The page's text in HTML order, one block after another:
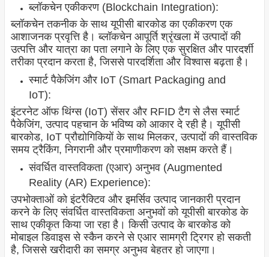
ब्लॉकचेन एकीकरण (Blockchain Integration):
ब्लॉकचेन तकनीक के साथ यूपीसी बारकोड का एकीकरण एक
आशाजनक प्रवृत्ति है। ब्लॉकचेन आपूर्ति श्रृंखला में उत्पादों की
उत्पत्ति और यात्रा का पता लगाने के लिए एक सुरक्षित और पारदर्शी
तरीका प्रदान करता है, जिससे पारदर्शिता और विश्वास बढ़ता है।
स्मार्ट पैकेजिंग और IoT (Smart Packaging and
IoT):
इंटरनेट ऑफ थिंग्स (IoT) सेंसर और RFID टैग से लैस स्मार्ट
पैकेजिंग, उत्पाद पहचान के भविष्य को आकार दे रही है। यूपीसी
बारकोड, IoT प्रौद्योगिकियों के साथ मिलकर, उत्पादों की वास्तविक
समय ट्रैकिंग, निगरानी और प्रमाणीकरण को सक्षम करते हैं।
संवर्धित वास्तविकता (एआर) अनुभव (Augmented
Reality (AR) Experience):
उपभोक्ताओं को इंटरैक्टिव और इमर्सिव उत्पाद जानकारी प्रदान
करने के लिए संवर्धित वास्तविकता अनुभवों को यूपीसी बारकोड के
साथ एकीकृत किया जा रहा है। किसी उत्पाद के बारकोड को
मोबाइल डिवाइस से स्कैन करने से एआर सामग्री ट्रिगर हो सकती
है, जिससे खरीदारी का समग्र अनुभव बेहतर हो जाएगा।